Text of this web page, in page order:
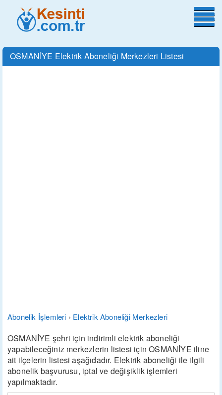
OSMANİYE Elektrik Aboneliği Merkezleri Listesi
Abonelik İşlemleri › Elektrik Aboneliği Merkezleri
OSMANİYE şehri için indirimli elektrik aboneliği
yapabileceğiniz merkezlerin listesi için OSMANİYE iline
ait ilçelerin listesi aşağıdadır. Elektrik aboneliği ile ilgili
abonelik başvurusu, iptal ve değişiklik işlemleri
yapılmaktadır.